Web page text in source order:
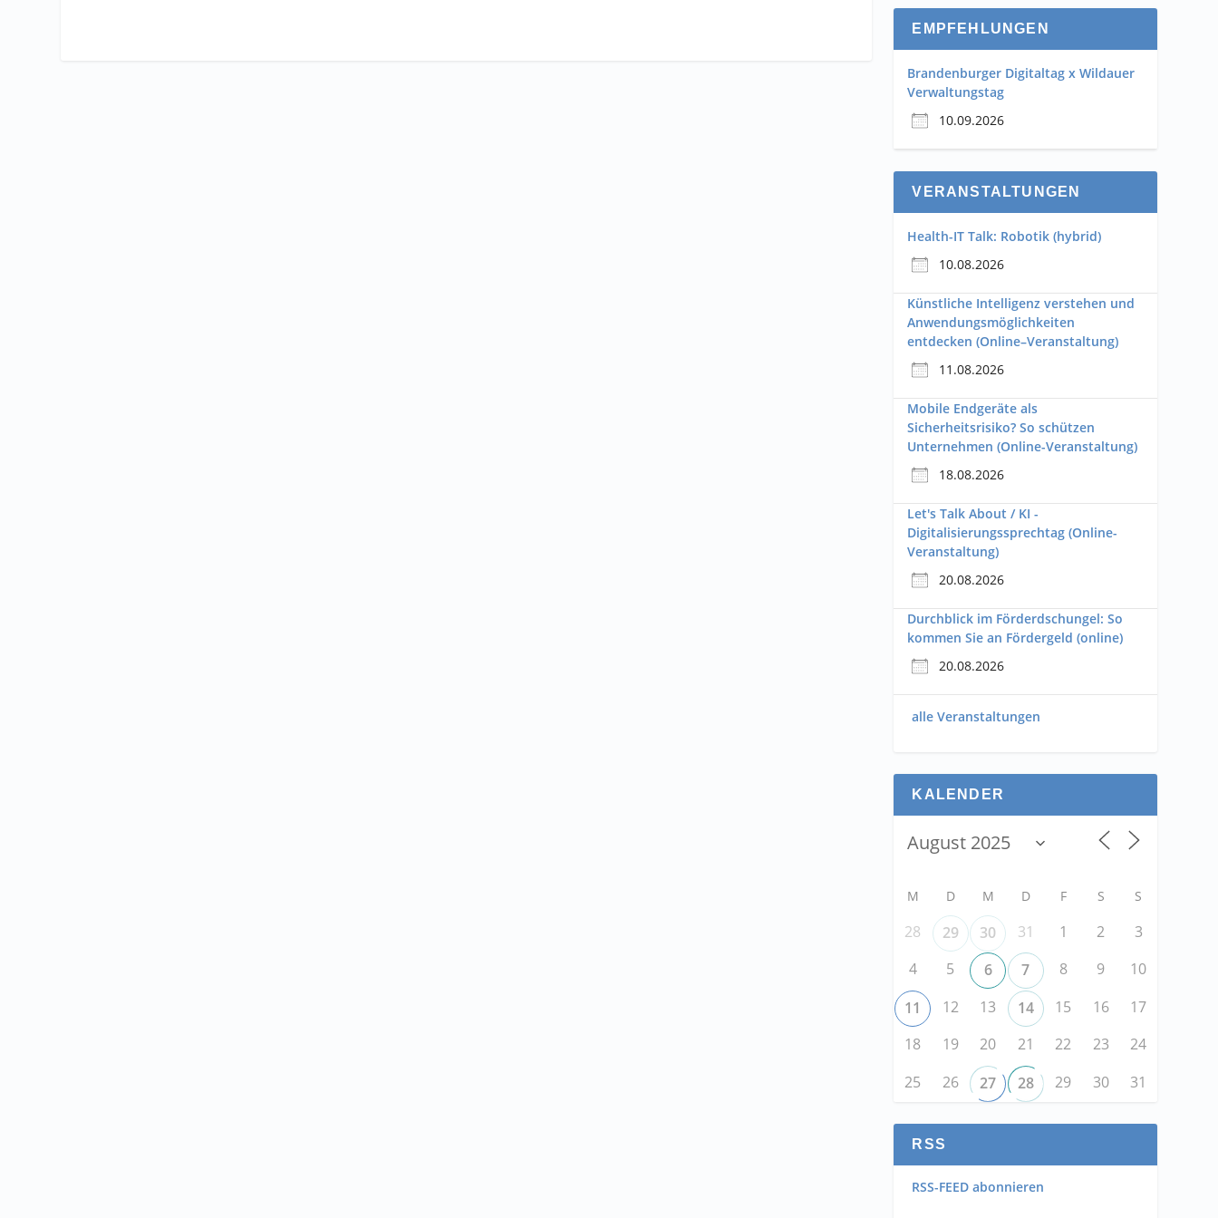
EMPFEHLUNGEN
Brandenburger Digitaltag x Wildauer
Verwaltungstag
10.09.2026
VERANSTALTUNGEN
Health-IT Talk: Robotik (hybrid)
10.08.2026
Künstliche Intelligenz verstehen und
Anwendungsmöglichkeiten
entdecken (Online–Veranstaltung)
11.08.2026
Mobile Endgeräte als
Sicherheitsrisiko? So schützen
Unternehmen (Online-Veranstaltung)
18.08.2026
Let's Talk About / KI -
Digitalisierungssprechtag (Online-
Veranstaltung)
20.08.2026
Durchblick im Förderdschungel: So
kommen Sie an Fördergeld (online)
20.08.2026
alle Veranstaltungen
KALENDER
M D M D F S S
28 29 30 31 1 2
3
4
5 6 7 8 9
10
11
12 13 14 15 16
17
18
19 20 21 22 23
24
25
26 27 28 29 30 31
RSS
RSS-FEED abonnieren